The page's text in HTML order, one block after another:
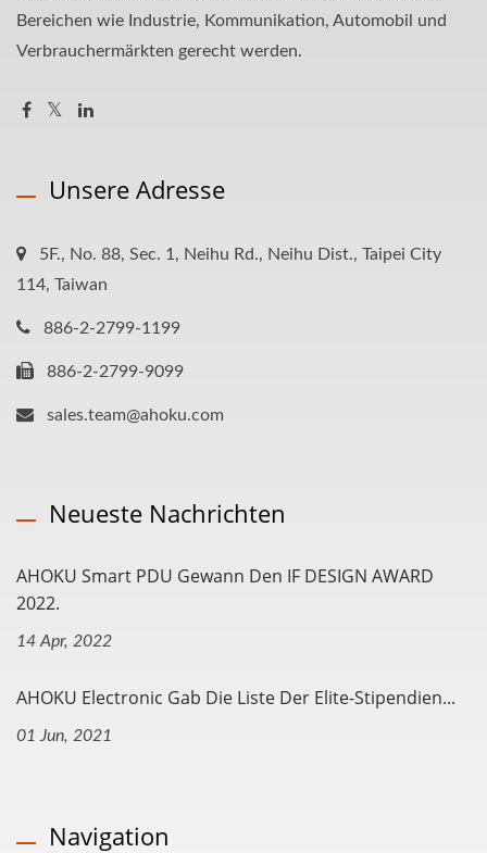
Bereichen wie Industrie, Kommunikation, Automobil und
Verbrauchermärkten gerecht werden.
Unsere Adresse
5F., No. 88, Sec. 1, Neihu Rd., Neihu Dist., Taipei City
114, Taiwan
886-2-2799-1199
886-2-2799-9099
sales.team@ahoku.com
Neueste Nachrichten
AHOKU Smart PDU Gewann Den IF DESIGN AWARD
2022.
14 Apr, 2022
AHOKU Electronic Gab Die Liste Der Elite-Stipendien...
01 Jun, 2021
Navigation